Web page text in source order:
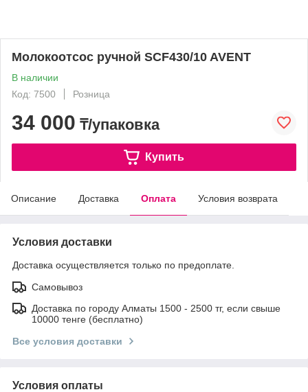
Молокоотсос ручной SCF430/10 AVENT
В наличии
Код: 7500
Розница
34 000 ₸/упаковка
Купить
Описание Доставка Оплата Условия возврата
Условия доставки
Доставка осуществляется только по предоплате.
Самовывоз
Доставка по городу Алматы 1500 - 2500 тг, если свыше
10000 тенге (бесплатно)
Все условия доставки
Условия оплаты